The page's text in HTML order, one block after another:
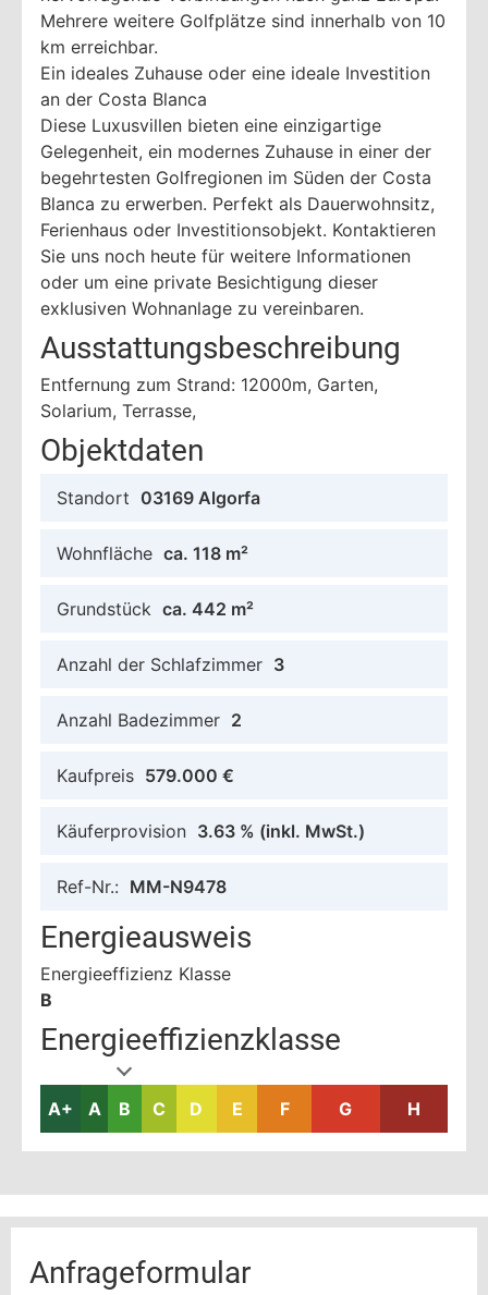
Mehrere weitere Golfplätze sind innerhalb von 10
km erreichbar.
Ein ideales Zuhause oder eine ideale Investition
an der Costa Blanca
Diese Luxusvillen bieten eine einzigartige
Gelegenheit, ein modernes Zuhause in einer der
begehrtesten Golfregionen im Süden der Costa
Blanca zu erwerben. Perfekt als Dauerwohnsitz,
Ferienhaus oder Investitionsobjekt. Kontaktieren
Sie uns noch heute für weitere Informationen
oder um eine private Besichtigung dieser
exklusiven Wohnanlage zu vereinbaren.
Ausstattungsbeschreibung
Entfernung zum Strand: 12000m, Garten,
Solarium, Terrasse,
Objektdaten
Standort 03169 Algorfa
Wohnfläche ca. 118 m²
Grundstück ca. 442 m²
Anzahl der Schlafzimmer 3
Anzahl Badezimmer 2
Kaufpreis 579.000 €
Käuferprovision 3.63 % (inkl. MwSt.)
Ref-Nr.: MM-N9478
Energieausweis
Energieeffizienz Klasse
B
Energieeffizienzklasse
A+ A B C D E F G H
Anfrageformular